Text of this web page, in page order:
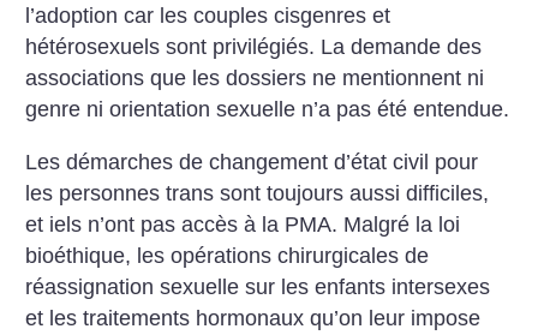
l’adoption car les couples cisgenres et
hétérosexuels sont privilégiés. La demande des
associations que les dossiers ne mentionnent ni
genre ni orientation sexuelle n’a pas été entendue.
Les démarches de changement d’état civil pour
les personnes trans sont toujours aussi difficiles,
et iels n’ont pas accès à la PMA. Malgré la loi
bioéthique, les opérations chirurgicales de
réassignation sexuelle sur les enfants intersexes
et les traitements hormonaux qu’on leur impose